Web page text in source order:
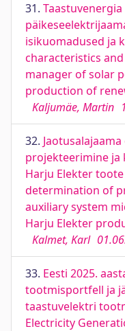
31.
isikuomadused ja
characteristics
manager of solar
production of
Kaljumäe, Martin
32.
projekteerimine ja
Harju Elekter
determination of
auxiliary system
Harju Elekter
Kalmet, Karl
33. Eesti 2025.
tootmisportfell ja
taastuvelektri
Electricity